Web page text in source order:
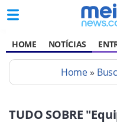
HOME NOTÍCIAS
Home»
TUDO SOBRE